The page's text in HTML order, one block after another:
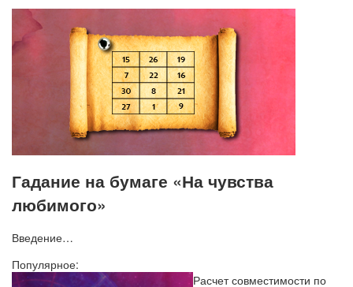
Гадание на бумаге «На чувства
любимого»
Введение…
Популярное:
Расчет совместимости по